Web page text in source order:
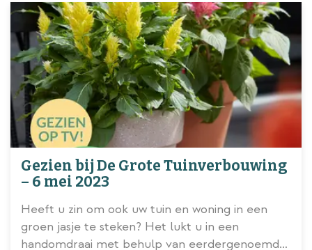
Gezien bij De Grote Tuinverbouwing
– 6 mei 2023
Heeft u zin om ook uw tuin en woning in een
groen jasje te steken? Het lukt u in een
handomdraai met behulp van eerdergenoemde